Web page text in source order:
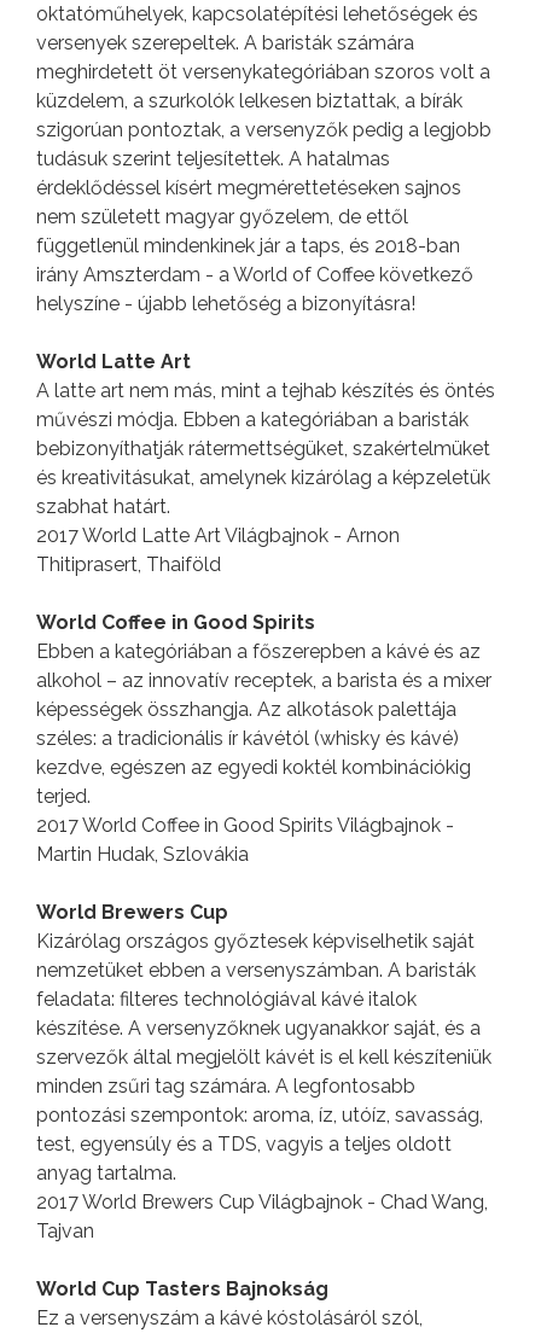
oktatóműhelyek, kapcsolatépítési lehetőségek és
versenyek szerepeltek. A baristák számára
meghirdetett öt versenykategóriában szoros volt a
küzdelem, a szurkolók lelkesen biztattak, a bírák
szigorúan pontoztak, a versenyzők pedig a legjobb
tudásuk szerint teljesítettek. A hatalmas
érdeklődéssel kísért megmérettetéseken sajnos
nem született magyar győzelem, de ettől
függetlenül mindenkinek jár a taps, és 2018-ban
irány Amszterdam - a World of Coffee következő
helyszíne - újabb lehetőség a bizonyításra!
World Latte Art
A latte art nem más, mint a tejhab készítés és öntés
művészi módja. Ebben a kategóriában a baristák
bebizonyíthatják rátermettségüket, szakértelmüket
és kreativitásukat, amelynek kizárólag a képzeletük
szabhat határt.
2017 World Latte Art Világbajnok - Arnon
Thitiprasert, Thaiföld
World Coffee in Good Spirits
Ebben a kategóriában a főszerepben a kávé és az
alkohol – az innovatív receptek, a barista és a mixer
képességek összhangja. Az alkotások palettája
széles: a tradicionális ír kávétól (whisky és kávé)
kezdve, egészen az egyedi koktél kombinációkig
terjed.
2017 World Coffee in Good Spirits Világbajnok -
Martin Hudak, Szlovákia
World Brewers Cup
Kizárólag országos győztesek képviselhetik saját
nemzetüket ebben a versenyszámban. A baristák
feladata: filteres technológiával kávé italok
készítése. A versenyzőknek ugyanakkor saját, és a
szervezők által megjelölt kávét is el kell készíteniük
minden zsűri tag számára. A legfontosabb
pontozási szempontok: aroma, íz, utóíz, savasság,
test, egyensúly és a TDS, vagyis a teljes oldott
anyag tartalma.
2017 World Brewers Cup Világbajnok - Chad Wang,
Tajvan
World Cup Tasters Bajnokság
Ez a versenyszám a kávé kóstolásáról szól,